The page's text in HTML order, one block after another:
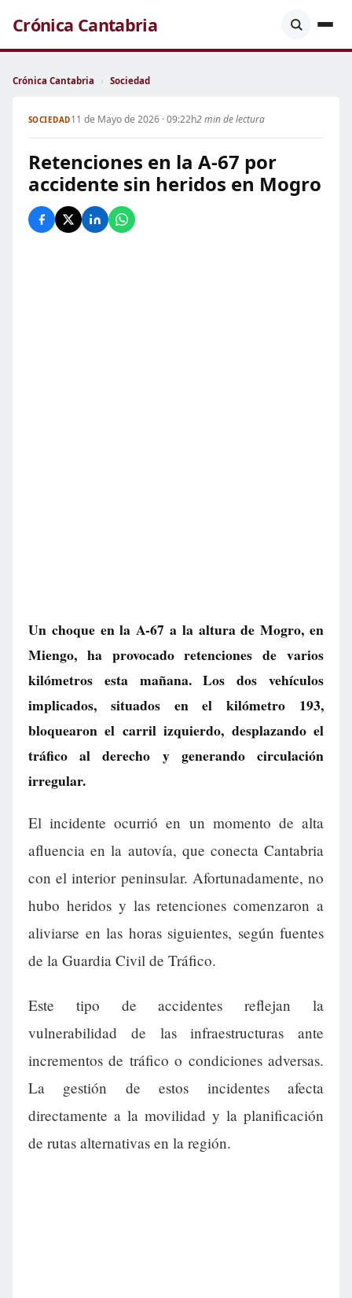
Crónica Cantabria
Crónica Cantabria › Sociedad
SOCIEDAD11 de Mayo de 2026 · 09:22h2 min de lectura
Retenciones en la A-67 por
accidente sin heridos en Mogro
Un choque en la A-67 a la altura de Mogro, en
Miengo, ha provocado retenciones de varios
kilómetros esta mañana. Los dos vehículos
implicados, situados en el kilómetro 193,
bloquearon el carril izquierdo, desplazando el
tráfico al derecho y generando circulación
irregular.
El incidente ocurrió en un momento de alta
afluencia en la autovía, que conecta Cantabria
con el interior peninsular. Afortunadamente, no
hubo heridos y las retenciones comenzaron a
aliviarse en las horas siguientes, según fuentes
de la Guardia Civil de Tráfico.
Este tipo de accidentes reflejan la
vulnerabilidad de las infraestructuras ante
incrementos de tráfico o condiciones adversas.
La gestión de estos incidentes afecta
directamente a la movilidad y la planificación
de rutas alternativas en la región.